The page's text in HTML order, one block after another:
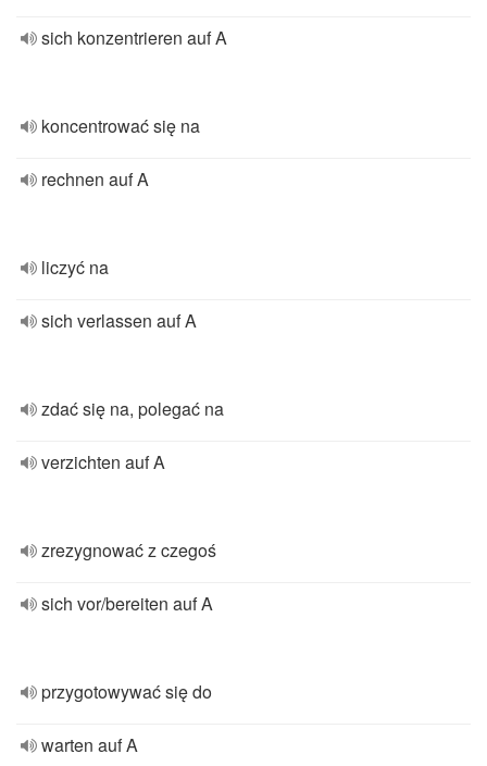
sich konzentrieren auf A
koncentrować się na
rechnen auf A
liczyć na
sich verlassen auf A
zdać się na, polegać na
verzichten auf A
zrezygnować z czegoś
sich vor/bereiten auf A
przygotowywać się do
warten auf A